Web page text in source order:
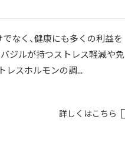
なく、健康にも多くの利益を
ジルが持つストレス軽減や免
レスホルモンの調...
詳しくはこちら